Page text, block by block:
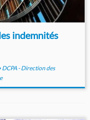
indemnités
DCPA - Direction des